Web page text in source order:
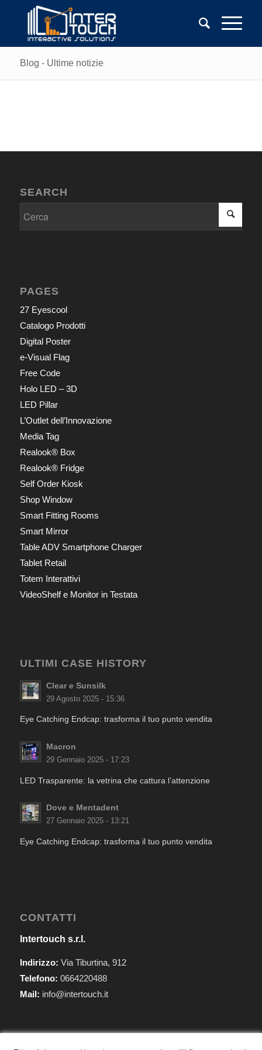
Blog - Ultime notizie
SEARCH
PAGES
27 Eyescool
Catalogo Prodotti
Digital Poster
e-Visual Flag
Free Code
Holo LED – 3D
LED Pillar
L’Outlet dell’Innovazione
Media Tag
Realook® Box
Realook® Fridge
Self Order Kiosk
Shop Window
Smart Fitting Rooms
Smart Mirror
Table ADV Smartphone Charger
Tablet Retail
Totem Interattivi
VideoShelf e Monitor in Testata
ULTIMI CASE HISTORY
Clear e Sunsilk
29 Agosto 2025 - 15:36
Eye Catching Endcap: trasforma il tuo punto vendita
Macron
29 Gennaio 2025 - 17:23
LED Trasparente: la vetrina che cattura l’attenzione
Dove e Mentadent
27 Gennaio 2025 - 13:21
Eye Catching Endcap: trasforma il tuo punto vendita
CONTATTI
Intertouch s.r.l.
Indirizzo: Via Tiburtina, 912
Telefono: 0664220488
Mail: info@intertouch.it